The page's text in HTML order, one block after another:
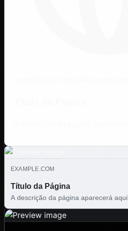
EXAMPLE.COM
Título da Página
A descrição da página aparecerá aqui.